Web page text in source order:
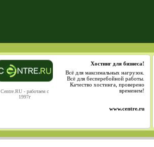
Centre.RU - работаем с
1997г
Хостинг для бизнеса!
Всё для максимальных нагрузок.
Всё для бесперебойной работы.
Качество хостинга, проверено
временем!
www.centre.ru